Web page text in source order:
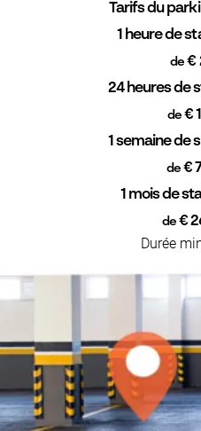
Tarifs du
1 heure de
de €
24 heures de
de€
1 semaine de
de €
1 mois de
de €
Durée